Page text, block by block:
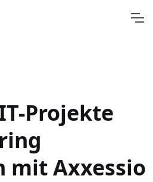
Projekte
mit Axxessio